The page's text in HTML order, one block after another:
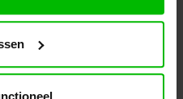
130 tot 240 cm. De